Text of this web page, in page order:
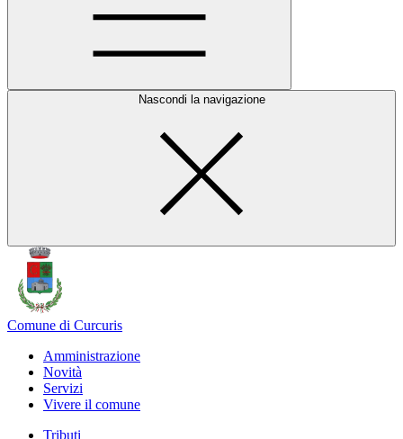
Nascondi la navigazione
Comune di Curcuris
Amministrazione
Novità
Servizi
Vivere il comune
Tributi